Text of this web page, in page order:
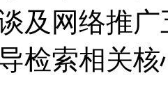
及网络推
检索相关